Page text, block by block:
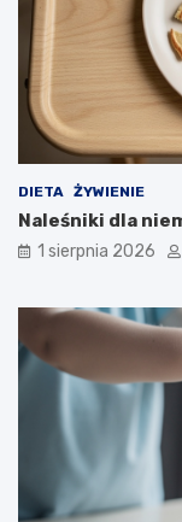
DIETA ŻYWIENIE
Naleśniki dla
1 sierpnia 2026